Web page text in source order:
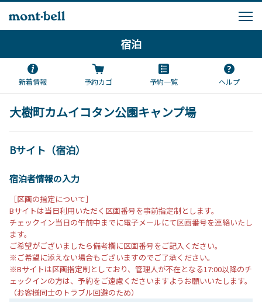
宿泊
新着情報 予約カゴ 予約一覧 ヘルプ
大樹町カムイコタン公園キャンプ場
Bサイト（宿泊）
宿泊者情報の入力
［区画の指定について］
Bサイトは当日利用いただく区画番号を事前指定制とします。
チェックイン当日の午前中までに電子メールにて区画番号を連絡いたし
ます。
ご希望がございましたら備考欄に区画番号をご記入ください。
※ご希望に添えない場合もございますのでご了承ください。
※Bサイトは区画指定制としており、管理人が不在となる17:00以降のチ
ェックインの方は、予約をご遠慮くださいますようお願いいたします。
（お客様同士のトラブル回避のため）